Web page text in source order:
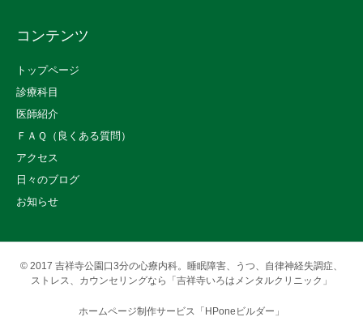
コンテンツ
トップページ
診療科目
医師紹介
ＦＡＱ（良くある質問）
アクセス
日々のブログ
お知らせ
© 2017 吉祥寺公園口3分の心療内科。睡眠障害、うつ、自律神経失調症、
ストレス、カウンセリングなら「吉祥寺いろはメンタルクリニック」
ホームページ制作サービス「HPoneビルダー」